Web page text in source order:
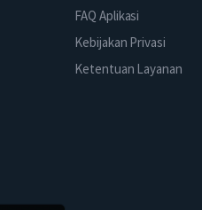
FAQ Aplikasi
Kebijakan Privasi
Ketentuan Layanan